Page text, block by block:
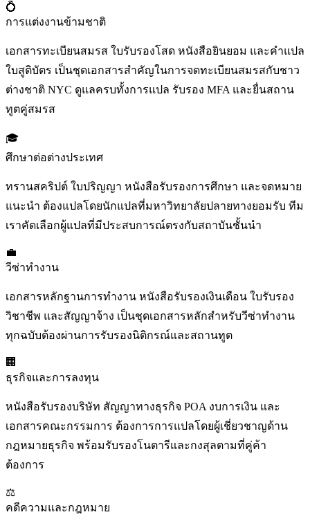
💍
การแต่งงานข้ามชาติ
เอกสารทะเบียนสมรส ใบรับรองโสด หนังสือยินยอม และคำแปล
ใบสูติบัตร เป็นชุดเอกสารสำคัญในการจดทะเบียนสมรสกับชาว
ต่างชาติ NYC ดูแลครบทั้งการแปล รับรอง MFA และยื่นสถาน
ทูตคู่สมรส
🎓
ศึกษาต่อต่างประเทศ
ทรานสคริปต์ ใบปริญญา หนังสือรับรองการศึกษา และจดหมาย
แนะนำ ต้องแปลโดยนักแปลที่มหาวิทยาลัยปลายทางยอมรับ ทีม
เราคัดเลือกผู้แปลที่มีประสบการณ์ตรงกับสถาบันชั้นนำ
💼
วีซ่าทำงาน
เอกสารหลักฐานการทำงาน หนังสือรับรองเงินเดือน ใบรับรอง
วิชาชีพ และสัญญาจ้าง เป็นชุดเอกสารหลักสำหรับวีซ่าทำงาน
ทุกฉบับต้องผ่านการรับรองนิติกรณ์และสถานทูต
🏢
ธุรกิจและการลงทุน
หนังสือรับรองบริษัท สัญญาทางธุรกิจ POA งบการเงิน และ
เอกสารคณะกรรมการ ต้องการการแปลโดยผู้เชี่ยวชาญด้าน
กฎหมายธุรกิจ พร้อมรับรองโนตารีและกงสุลตามที่คู่ค้า
ต้องการ
⚖️
คดีความและกฎหมาย